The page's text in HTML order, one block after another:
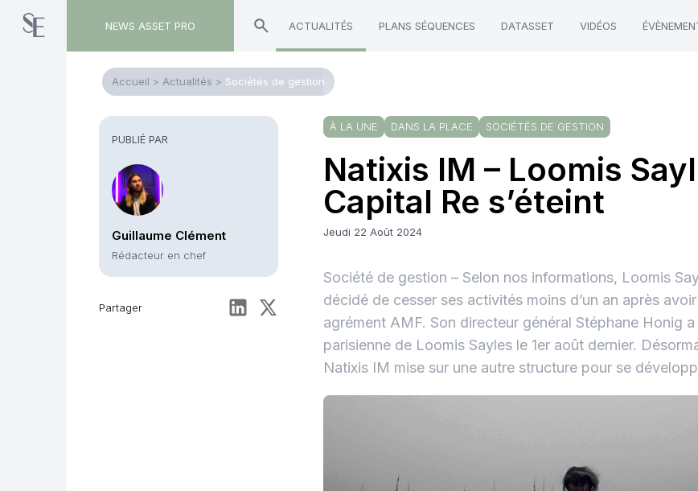
NEWS ASSET PRO ACTUALITÉS PLANS SÉQUENCES DATASSET VIDÉOS
Accueil > Actualités > Sociétés de gestion
PUBLIÉ PAR
Guillaume Clément
Rédacteur en chef
Partager
À LA UNE DANS LA PLACE SOCIÉTÉS DE GESTION
Natixis IM – Loomis
Capital Re s’éteint
Jeudi 22 Août 2024
Société de gestion – Selon nos informations, Loomis
décidé de cesser ses activités moins d’un an après
agrément AMF. Son directeur général Stéphane Honig
parisienne de Loomis Sayles le 1er août dernier.
Natixis IM mise sur une autre structure pour se